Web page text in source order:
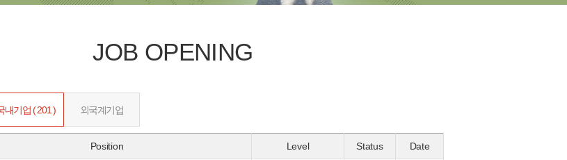
JOB OPENING
내기업 ( 201 ) 외국계기업
Position Level Status Date